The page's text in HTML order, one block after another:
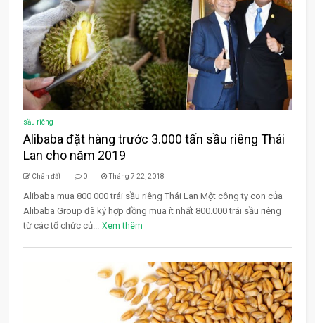
sầu riêng
Alibaba đặt hàng trước 3.000 tấn sầu riêng Thái
Lan cho năm 2019
Chân đất 0 Tháng 7 22, 2018
Alibaba mua 800 000 trái sầu riêng Thái Lan Một công ty con của
Alibaba Group đã ký hợp đồng mua ít nhất 800.000 trái sầu riêng
từ các tổ chức củ... Xem thêm